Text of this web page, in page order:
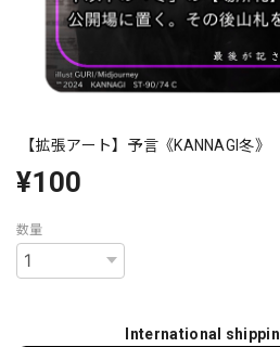
【拡張アート】予言《KANNAGI冬》
¥100
数量
International